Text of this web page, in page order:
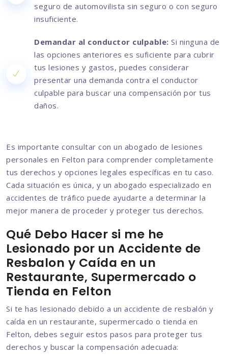
seguro de automovilista sin seguro o con seguro
insuficiente.
Demandar al conductor culpable: Si ninguna de
las opciones anteriores es suficiente para cubrir
tus lesiones y gastos, puedes considerar
presentar una demanda contra el conductor
culpable para buscar una compensación por tus
daños.
Es importante consultar con un abogado de lesiones
personales en Felton para comprender completamente
tus derechos y opciones legales específicas en tu caso.
Cada situación es única, y un abogado especializado en
accidentes de tráfico puede ayudarte a determinar la
mejor manera de proceder y proteger tus derechos.
Qué Debo Hacer si me he
Lesionado por un Accidente de
Resbalon y Caída en un
Restaurante, Supermercado o
Tienda en Felton
Si te has lesionado debido a un accidente de resbalón y
caída en un restaurante, supermercado o tienda en
Felton, debes seguir estos pasos para proteger tus
derechos y buscar la compensación adecuada: